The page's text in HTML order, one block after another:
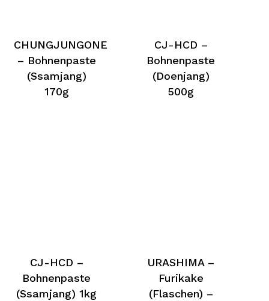
CHUNGJUNGONE
– Bohnenpaste
(Ssamjang)
170g
CJ-HCD –
Bohnenpaste
(Doenjang)
500g
CJ-HCD –
Bohnenpaste
(Ssamjang) 1kg
URASHIMA –
Furikake
(Flaschen) –